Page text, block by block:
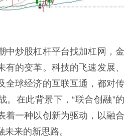
中炒股杠杆平台找加杠网，金
的变革。科技的飞速发展、
全球经济的互联互通，都对传
。在此背景下，“联合创融”的
着一种以创新为驱动，以融合
来的新思路。